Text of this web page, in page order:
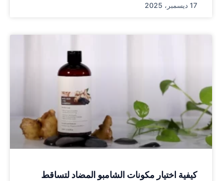
17 ديسمبر، 2025
كيفية اختيار مكونات الشامبو المضاد لتساقط